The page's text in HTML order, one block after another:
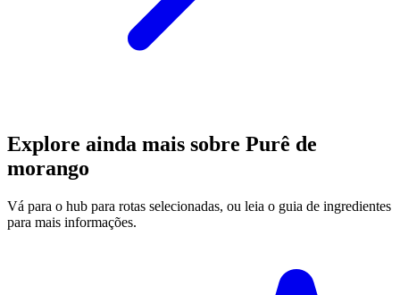
Explore ainda mais sobre Purê de
morango
Vá para o hub para rotas selecionadas, ou leia o guia de ingredientes
para mais informações.